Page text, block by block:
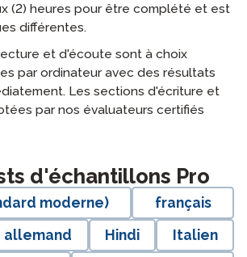
(2) heures pour être complété et est
différentes.
et d'écoute sont à choix
par ordinateur avec des résultats
Les sections d'écriture et
par nos évaluateurs certifiés
d'échantillons Pro
moderne)
français
allemand Hindi
Italien